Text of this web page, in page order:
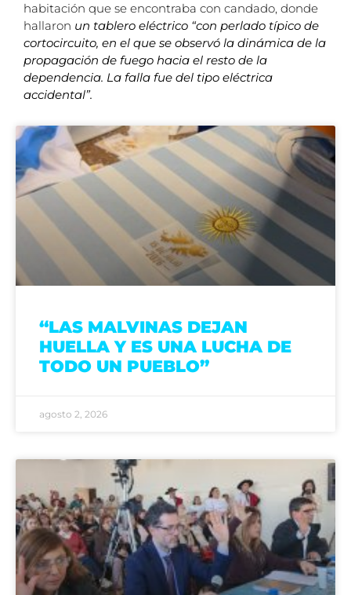
habitación que se encontraba con candado, donde
hallaron un tablero eléctrico “con perlado típico de
cortocircuito, en el que se observó la dinámica de la
propagación de fuego hacia el resto de la
dependencia. La falla fue del tipo eléctrica
accidental”.
“LAS MALVINAS DEJAN
HUELLA Y ES UNA LUCHA DE
TODO UN PUEBLO”
agosto 2, 2026